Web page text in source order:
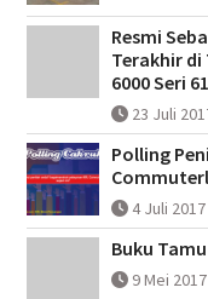
Resmi
Terakhir di
6000 Seri
23 Juli
Polling
4 Juli 2017
Buku Tamu
9 Mei 2017